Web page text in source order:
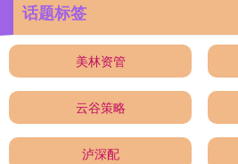
话题标签
美林资管
云谷策略
泸深配